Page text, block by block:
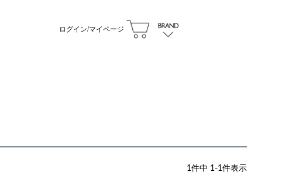
ログイン/マイページ
1件中 1-1件表示